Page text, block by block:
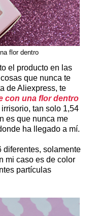
flor dentro
el producto en las
que nunca te
de Aliexpress, te
con una flor dentro
tan solo 1,54
es que nunca me
ha llegado a mí.
diferentes, solamente
mi caso es de color
partículas